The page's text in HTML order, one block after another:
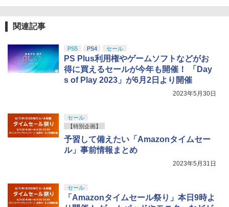
関連記事
PS5 PS4 セール
PS Plus利用権やゲームソフトなどがお
得に買えるセールが今年も開催！ 「Day
s of Play 2023」が6月2日より開催
2023年5月30日
セール
【特別企画】
予習して備えたい「Amazonタイムセー
ル」事前情報まとめ
2023年5月31日
セール
「Amazonタイムセール祭り」本日9時よ